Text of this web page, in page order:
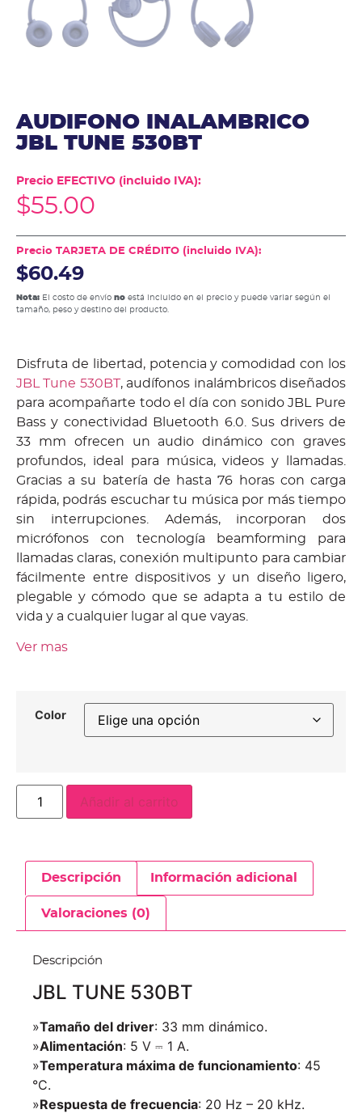
AUDIFONO INALAMBRICO
JBL TUNE 530BT
Precio EFECTIVO (incluido IVA):
$55.00
Precio TARJETA DE CRÉDITO (incluido IVA):
$60.49
Nota: El costo de envío no está incluido en el precio y puede variar según el
tamaño, peso y destino del producto.
Disfruta de libertad, potencia y comodidad con los
JBL Tune 530BT, audífonos inalámbricos diseñados
para acompañarte todo el día con sonido JBL Pure
Bass y conectividad Bluetooth 6.0. Sus drivers de
33 mm ofrecen un audio dinámico con graves
profundos, ideal para música, videos y llamadas.
Gracias a su batería de hasta 76 horas con carga
rápida, podrás escuchar tu música por más tiempo
sin interrupciones. Además, incorporan dos
micrófonos con tecnología beamforming para
llamadas claras, conexión multipunto para cambiar
fácilmente entre dispositivos y un diseño ligero,
plegable y cómodo que se adapta a tu estilo de
vida y a cualquier lugar al que vayas.
Ver mas
Color
Añadir al carrito
Descripción Información adicional
Valoraciones (0)
Descripción
JBL TUNE 530BT
»Tamaño del driver: 33 mm dinámico.
»Alimentación: 5 V ⎓ 1 A.
»Temperatura máxima de funcionamiento: 45
°C.
»Respuesta de frecuencia: 20 Hz – 20 kHz.